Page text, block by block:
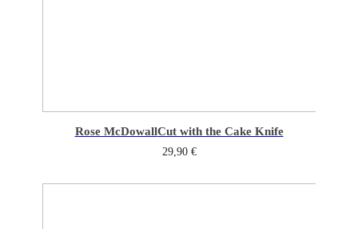
Rose McDowallCut with the Cake Knife
29,90 €